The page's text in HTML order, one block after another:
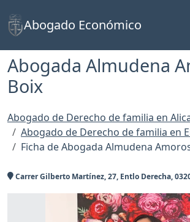
Abogado Económico
Abogada Almudena
Boix
Abogado de Derecho de familia en
Abogado de Derecho de familia en
Ficha de Abogada Almudena
Carrer Gilberto Martínez, 27, Entlo Derecha,